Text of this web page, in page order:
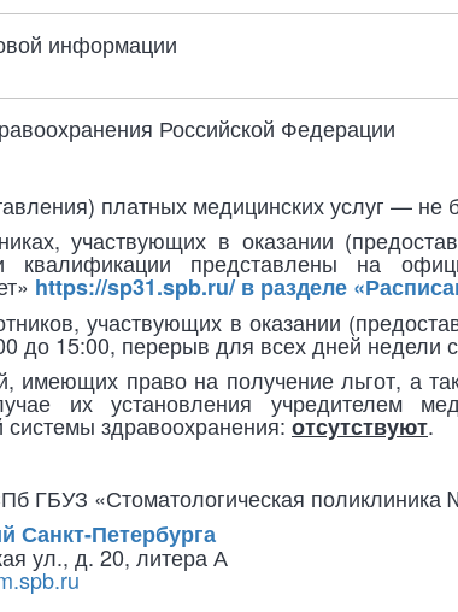
информации
Российской Федерации
платных медицинских услуг — не
участвующих в оказании
квалификации представлены на
https://sp31.spb.ru/ в разделе
участвующих в оказании
до 15:00, перерыв для всех дней недели
имеющих право на получение льгот, а
их установления учредителем
здравоохранения: отсутствуют.
ГБУЗ «Стоматологическая поликлиника
Санкт-Петербурга
ул., д. 20, литера А